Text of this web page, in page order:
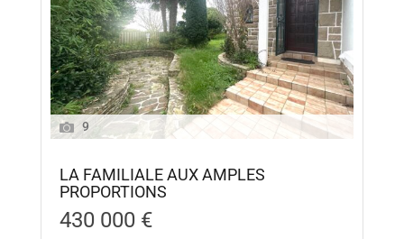
9
LA FAMILIALE AUX AMPLES
PROPORTIONS
430 000 €